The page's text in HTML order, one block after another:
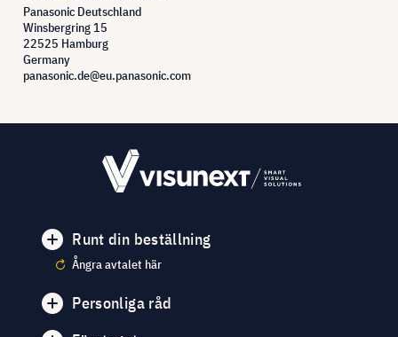
Panasonic Deutschland
Winsbergring 15
22525 Hamburg
Germany
panasonic.de@eu.panasonic.com
Runt din beställning
Ångra avtalet här
Personliga råd